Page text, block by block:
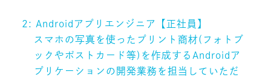
2: Androidアプリエンジニア【正社員】
スマホの写真を使ったプリント商材(フォトブ
ックやポストカード等)を作成するAndroidア
プリケーションの開発業務を担当していただ